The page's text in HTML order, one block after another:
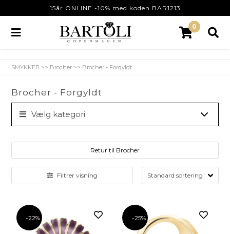
15år ONLINE -10% med koden BAR1213
0
SMYKKER >> Brocher >> Brocher - Forgyldt
Brocher - Forgyldt
Vælg kategori
Filtrer visning
Retur til Brocher
-22% -25%